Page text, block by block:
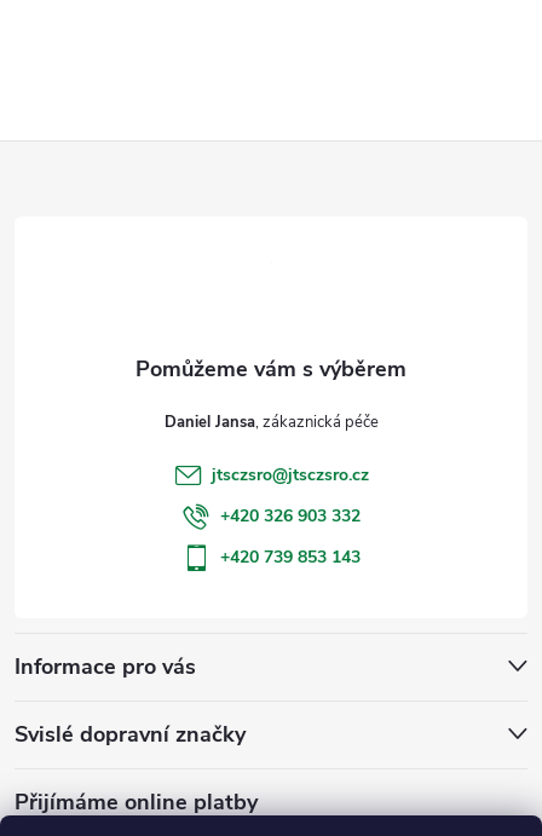
Informace pro vás
Svislé dopravní značky
Přijímáme online platby
Daniel Jansa
jtsczsro@jtsczsro.cz
+420 326 903 332
+420 739 853 143